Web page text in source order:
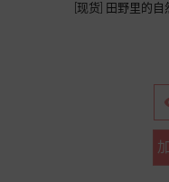
[现货] 田野里的